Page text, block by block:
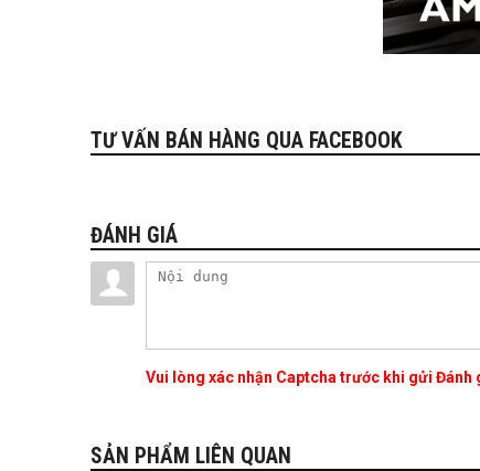
TƯ VẤN BÁN HÀNG QUA FACEBOOK
ĐÁNH GIÁ
Vui lòng xác nhận Captcha trước khi gửi Đánh
SẢN PHẨM LIÊN QUAN